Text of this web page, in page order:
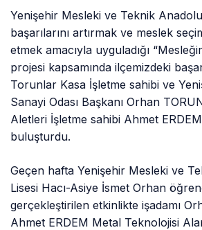
Yenişehir Mesleki ve Teknik
başarılarını artırmak ve meslek
etmek amacıyla uyguladığı
projesi kapsamında ilçemizdeki
Torunlar Kasa İşletme sahibi ve
Sanayi Odası Başkanı Orhan
Aletleri İşletme sahibi Ahmet
buluşturdu.
Geçen hafta Yenişehir Mesleki ve
Lisesi Hacı-Asiye İsmet Orhan
gerçekleştirilen etkinlikte işadamı
Ahmet ERDEM Metal Teknolojisi